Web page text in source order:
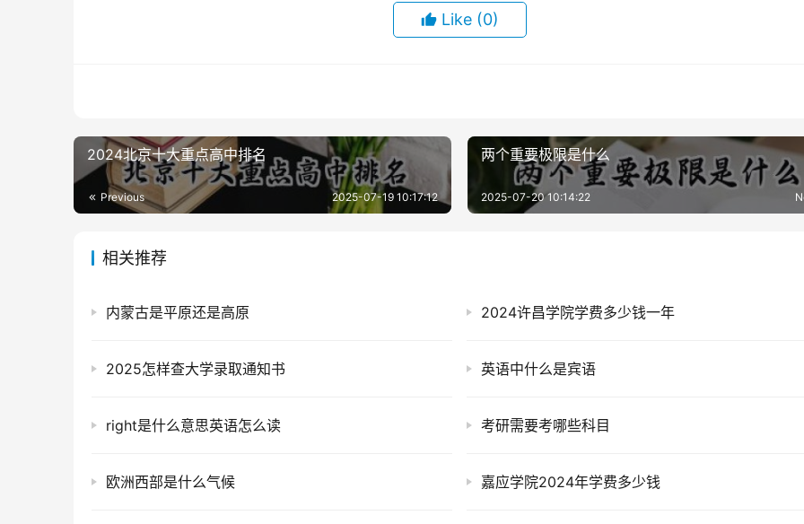
Like (0)
2024北京十大重点高中排名
Previous 2025-07-19 10:17:12
两个重要极限是什么
2025-07-20 10:14:22
相关推荐
内蒙古是平原还是高原 2024许昌学院学费多少钱一年
2025怎样查大学录取通知书 英语中什么是宾语
right是什么意思英语怎么读 考研需要考哪些科目
欧洲西部是什么气候 嘉应学院2024年学费多少钱